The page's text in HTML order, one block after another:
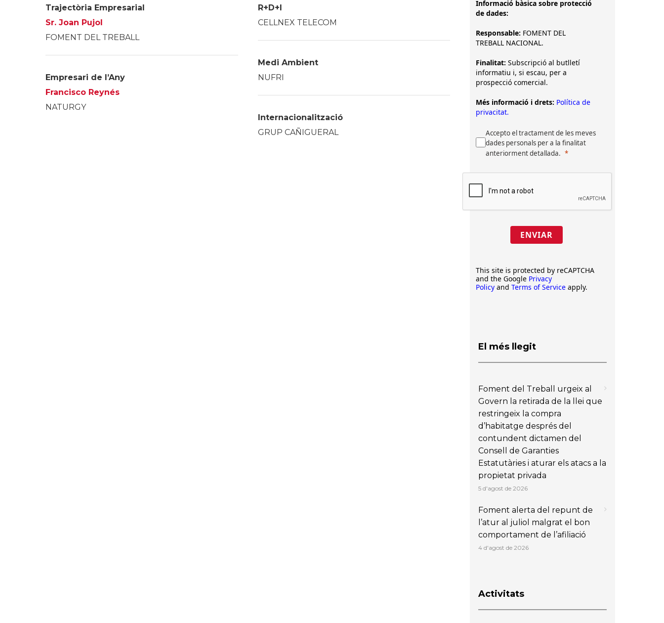
Trajectòria Empresarial
Sr. Joan Pujol
FOMENT DEL TREBALL
Empresari de l’Any
Francisco Reynés
NATURGY
R+D+I
CELLNEX TELECOM
Medi Ambient
NUFRI
Internacionalització
GRUP CAÑIGUERAL
Informació bàsica sobre protecció
de dades:
Responsable: FOMENT DEL
TREBALL NACIONAL.
Finalitat: Subscripció al butlletí
informatiu i, si escau, per a
prospecció comercial.
Més informació i drets: Política de
privacitat.
Accepto el tractament de les meves
dades personals per a la finalitat
anteriorment detallada.
ENVIAR
This site is protected by reCAPTCHA
and the Google Privacy
Policy and Terms of Service apply.
El més llegit
Foment del Treball urgeix al
Govern la retirada de la llei que
restringeix la compra
d’habitatge després del
contundent dictamen del
Consell de Garanties
Estatutàries i aturar els atacs a la
propietat privada
5 d'agost de 2026
Foment alerta del repunt de
l’atur al juliol malgrat el bon
comportament de l’afiliació
4 d'agost de 2026
Activitats